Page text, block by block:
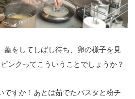
蓋をしてしばし待ち、卵の様子を見
ンクってこういうことでしょうか？
ですか！あとは茹でたパスタと粉チ